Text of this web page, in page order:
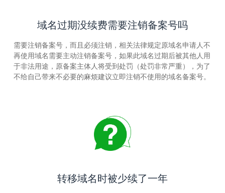
域名过期没续费需要注销备案号吗
需要注销备案号，而且必须注销，相关法律规定原域名申请人不
再使用域名需要主动注销备案号，如果此域名过期后被其他人用
于非法用途，原备案主体人将受到处罚（处罚非常严重），为了
不给自己带来不必要的麻烦建议立即注销不使用的域名备案号。
转移域名时被少续了一年